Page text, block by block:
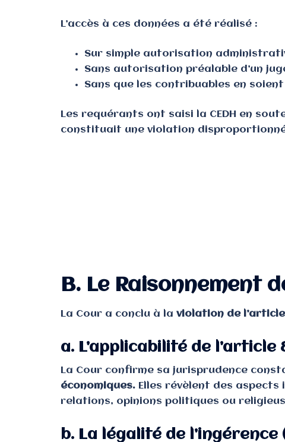
L’accès à ces données a été réalisé :
Sur simple autorisation
Sans autorisation préalable d’un
Sans que les contribuables en
Les requérants ont saisi la CEDH en
constituait une violation
B. Le Raisonnement
La Cour a conclu à la violation de
a. L’applicabilité de l’article
La Cour confirme sa jurisprudence
économiques. Elles révèlent des aspects
relations, opinions politiques ou
b. La légalité de